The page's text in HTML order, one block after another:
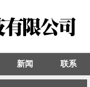
新闻 联系